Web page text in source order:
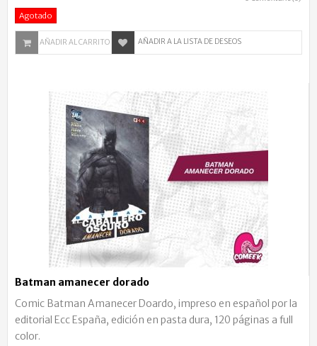
Agotado
AÑADIR AL CARRITO AÑADIR A LA LISTA DE DESEOS
Batman amanecer dorado
Comic Batman Amanecer Doardo, impreso en español por la
editorial Ecc España, edición en pasta dura, 120 páginas a full
color.